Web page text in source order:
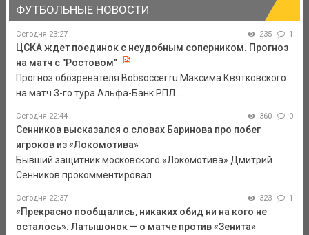
ФУТБОЛЬНЫЕ НОВОСТИ
Сегодня 23:27 235 1
ЦСКА ждет поединок с неудобным соперником. Прогноз
на матч с "Ростовом"
Прогноз обозревателя Bobsoccer.ru Максима Квятковского
на матч 3-го тура Альфа-Банк РПЛ ...
Сегодня 22:44 360 0
Сенников высказался о словах Баринова про побег
игроков из «Локомотива»
Бывший защитник московского «Локомотива» Дмитрий
Сенников прокомментировал ...
Сегодня 22:37 323 1
«Прекрасно пообщались, никаких обид ни на кого не
осталось». Латышонок — о матче против «Зенита»